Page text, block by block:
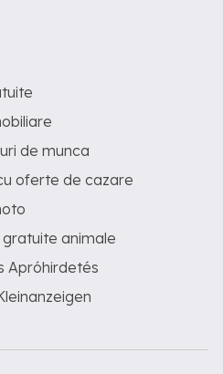
de munca
oferte de cazare
gratuite animale
Apróhirdetés